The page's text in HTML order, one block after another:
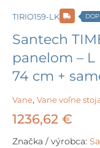
TIRIO159-LK
Santech
panelom – L
74 cm +
Vane, Vane voľne
1236,62 €
Značka / výrobca: